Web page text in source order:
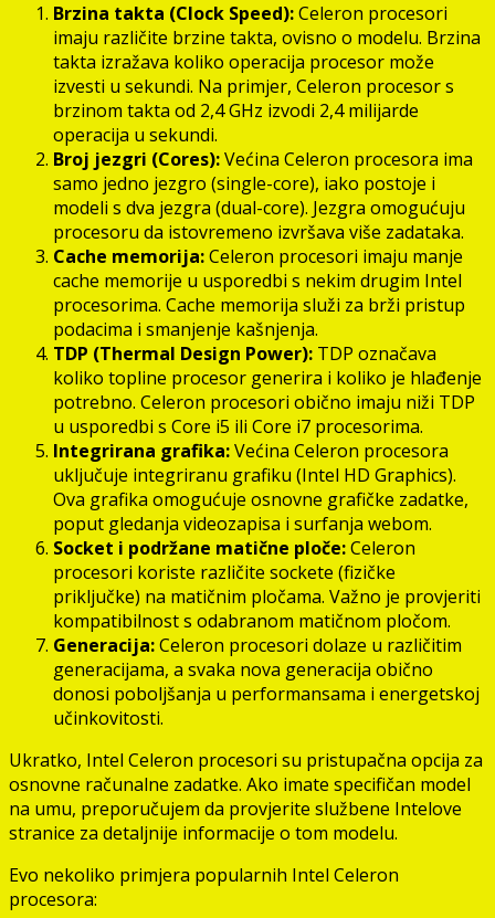
Brzina takta (Clock Speed):Celeron procesori
imaju različite brzine takta, ovisno o modelu. Brzina
takta izražava koliko operacija procesor može
izvesti u sekundi. Na primjer, Celeron procesor s
brzinom takta od 2,4 GHz izvodi 2,4 milijarde
operacija u sekundi.
Broj jezgri (Cores):Većina Celeron procesora ima
samo jedno jezgro (single-core), iako postoje i
modeli s dva jezgra (dual-core). Jezgra omogućuju
procesoru da istovremeno izvršava više zadataka.
Cache memorija:Celeron procesori imaju manje
cache memorije u usporedbi s nekim drugim Intel
procesorima. Cache memorija služi za brži pristup
podacima i smanjenje kašnjenja.
TDP (Thermal Design Power): TDP označava
koliko topline procesor generira i koliko je hlađenje
potrebno. Celeron procesori obično imaju niži TDP
u usporedbi s Core i5 ili Core i7 procesorima.
Integrirana grafika:Većina Celeron procesora
uključuje integriranu grafiku (Intel HD Graphics).
Ova grafika omogućuje osnovne grafičke zadatke,
poput gledanja videozapisa i surfanja webom.
Socket i podržane matične ploče:Celeron
procesori koriste različite sockete (fizičke
priključke) na matičnim pločama. Važno je provjeriti
kompatibilnost s odabranom matičnom pločom.
Generacija:Celeron procesori dolaze u različitim
generacijama, a svaka nova generacija obično
donosi poboljšanja u performansama i energetskoj
učinkovitosti.
Ukratko, Intel Celeron procesori su pristupačna opcija za
osnovne računalne zadatke. Ako imate specifičan model
na umu, preporučujem da provjerite službene Intelove
stranice za detaljnije informacije o tom modelu.
Evo nekoliko primjera popularnih Intel Celeron
procesora: